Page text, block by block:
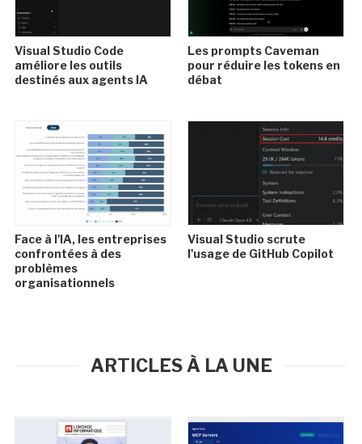
Visual Studio Code
améliore les outils
destinés aux agents IA
Les prompts Caveman
pour réduire les tokens en
débat
Face à l'IA, les entreprises
confrontées à des
problèmes
organisationnels
Visual Studio scrute
l'usage de GitHub Copilot
ARTICLES À LA UNE